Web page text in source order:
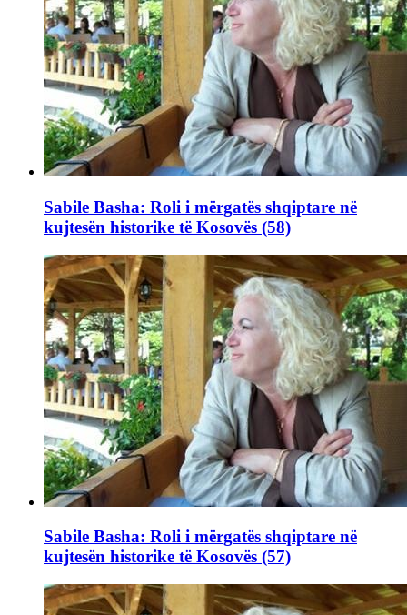
Sabile Basha: Roli i mërgatës shqiptare në
kujtesën historike të Kosovës (58)
Sabile Basha: Roli i mërgatës shqiptare në
kujtesën historike të Kosovës (57)